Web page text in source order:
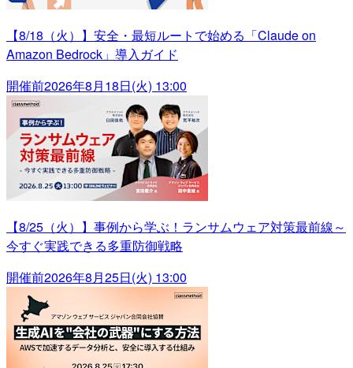
【8/18（火）】安全・最短ルートで始める「Claude on
Amazon Bedrock」導入ガイド
開催前2026年8月18日(火) 13:00
【8/25（火）】事例から学ぶ！ランサムウェア対策最前線～
今すぐ実践できる多重防御戦略
開催前2026年8月25日(火) 13:00